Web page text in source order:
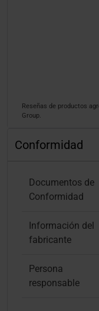
Reseñas de productos
Group.
Conformidad
Documentos de
Conformidad
Información del
fabricante
Persona
responsable